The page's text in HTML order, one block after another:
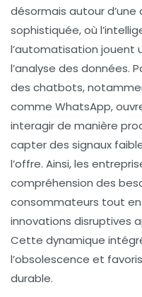
désormais autour
sophistiquée, où
l’automatisation jouent
l’analyse des données.
des chatbots,
comme WhatsApp,
interagir de manière
capter des signaux
l’offre. Ainsi, les
compréhension des
consommateurs tout
innovations disruptives
Cette dynamique
l’obsolescence et
durable.